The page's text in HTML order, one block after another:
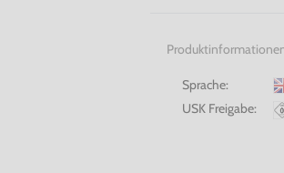
Sprache:
USK Freigabe: